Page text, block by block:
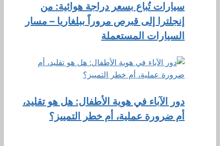
سيارات تُباع بسعر دراجة هوائية: من
إنجلترا إلى قبرص مروراً ببلغاريا – مسار
السيارات المستعملة
دور الآباء في هوية الأطفال: هل هو تقليد،
أم ضرورة عملية، أم خطر التمييز؟